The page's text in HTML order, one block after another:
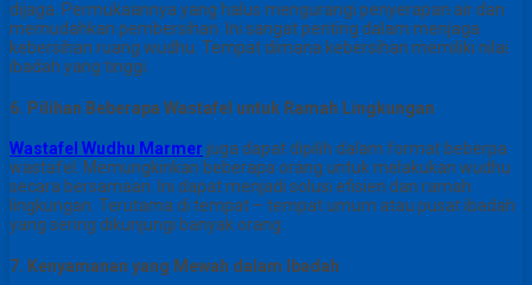
dijaga. Permukaannya yang halus mengurangi penyerapan air dan
memudahkan pembersihan. Ini sangat penting dalam menjaga
kebersihan ruang wudhu. Tempat dimana kebersihan memiliki nilai
ibadah yang tinggi.
6. Pilihan Beberapa Wastafel untuk Ramah Lingkungan
Wastafel Wudhu Marmer juga dapat dipilih dalam format beberpa
wastafel. Memungkinkan beberapa orang untuk melakukan wudhu
secara bersamaan. Ini dapat menjadi solusi efisien dan ramah
lingkungan. Terutama di tempat – tempat umum atau pusat ibadah
yang sering dikunjungi banyak orang.
7. Kenyamanan yang Mewah dalam Ibadah